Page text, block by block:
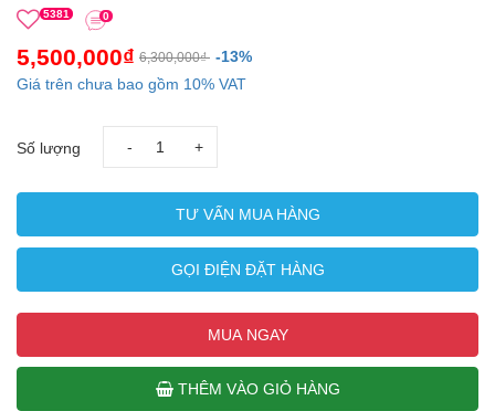
5381 0
5,500,000₫ 6,300,000₫ -13%
Giá trên chưa bao gồm 10% VAT
Số lượng - +
TƯ VẤN MUA HÀNG
GỌI ĐIỆN ĐẶT HÀNG
MUA NGAY
THÊM VÀO GIỎ HÀNG